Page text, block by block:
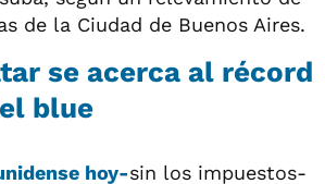
de la Ciudad de Buenos Aires.
se acerca al récord
blue
hoy-sin los impuestos-